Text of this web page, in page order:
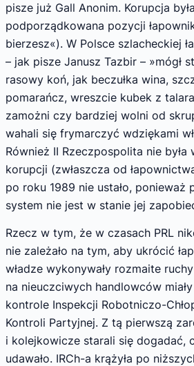
pisze już Gall Anonim. Korupcja
podporządkowana pozycji
bierzesz«). W Polsce szlacheckiej
– jak pisze Janusz Tazbir – »mógł
rasowy koń, jak beczułka wina,
pomarańcz, wreszcie kubek z
zamożni czy bardziej wolni od
wahali się frymarczyć wdziękami
Również II Rzeczpospolita nie
korupcji (zwłaszcza od
po roku 1989 nie ustało, ponieważ
system nie jest w stanie jej
Rzecz w tym, że w czasach PRL
nie zależało na tym, aby ukrócić
władze wykonywały rozmaite
na nieuczciwych handlowców
kontrole Inspekcji Robotniczo-
Kontroli Partyjnej. Z tą pierwszą
i kolejkowicze starali się dogadać,
udawało. IRCh-a krążyła po